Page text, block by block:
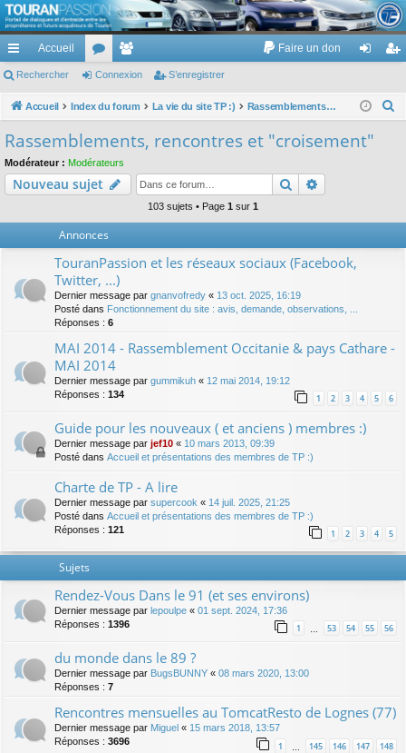
TouranPassion
Le forum des propriétaires ou futurs acquéreurs du Volkswagen Touran
cc
ès
pi
de
Accueil
or
u
e
m
Faire un don
ne nr
Rechercher Connexion S’enregistrer
Accueil Index du forum La vie du site TP :) Rassemblements, rencontres et "croisement"
c
Rassemblements, rencontres et "croisement"
Modérateur : Modérateurs
Nouveau sujet Rechercher
103 sujets • Page 1 sur 1
Annonces
TouranPassion et les réseaux sociaux (Facebook,
Twitter, ...)
Dernier message par gnanvofredy « 13 oct. 2025, 16:19
Posté dans Fonctionnement du site : avis, demande, observations, ...
Réponses : 6
MAI 2014 - Rassemblement Occitanie & pays Cathare -
MAI 2014
Dernier message par gummikuh « 12 mai 2014, 19:12
Réponses : 134 1 2 3 4 5 6
Guide pour les nouveaux ( et anciens ) membres :)
Dernier message par jef10 « 10 mars 2013, 09:39
Posté dans Accueil et présentations des membres de TP :)
Charte de TP - A lire
Dernier message par supercook « 14 juil. 2025, 21:25
Posté dans Accueil et présentations des membres de TP :)
Réponses : 121 1 2 3 4 5
Sujets
Rendez-Vous Dans le 91 (et ses environs)
Dernier message par lepoulpe « 01 sept. 2024, 17:36
Réponses : 1396 1 … 53 54 55 56
du monde dans le 89 ?
Dernier message par BugsBUNNY « 08 mars 2020, 13:00
Réponses : 7
Rencontres mensuelles au TomcatResto de Lognes (77)
Dernier message par Miguel « 15 mars 2018, 13:57
Réponses : 3696 1 145 146 147 148